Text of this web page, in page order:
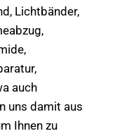
Lichtbänder,
auch
uns damit aus
Ihnen zu